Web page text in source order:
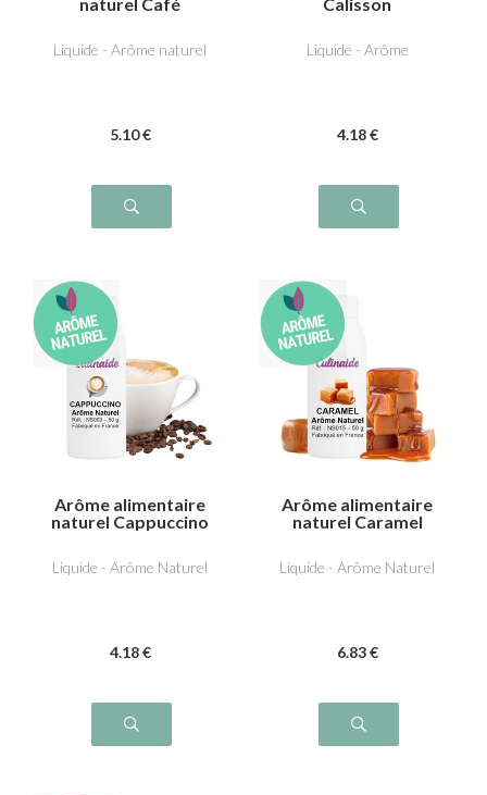
Liquide - Arôme naturel
5.10 €
Liquide - Arôme
4.18 €
Arôme alimentaire
naturel Cappuccino
Liquide - Arôme Naturel
4.18 €
Arôme alimentaire
naturel Caramel
Liquide - Arôme Naturel
6.83 €